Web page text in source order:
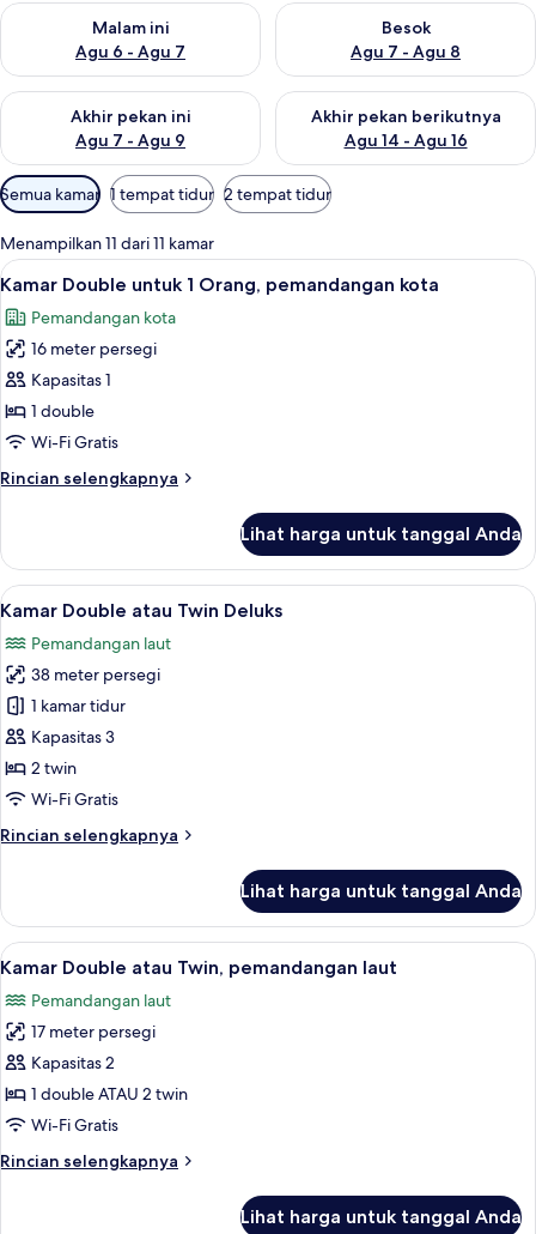
Malam ini
Agu 6 - Agu 7
Periksa ketersediaan untuk malam ini Agu 6 - Agu 7
Besok
Agu 7 - Agu 8
Periksa ketersediaan untuk
Akhir pekan ini
Agu 7 - Agu 9
Periksa ketersediaan untuk akhir pekan ini Agu 7 - Agu 9
Akhir pekan berikutnya
Agu 14 - Agu 16
Periksa ketersediaan untuk
Filter
tersedia
untuk
kamar
Semua kamar 1 tempat tidur 2 tempat tidur
Menampilkan 11 dari 11 kamar
Lihat
semua
foto
untuk
Kamar
Double
untuk
Orang,
Seprai antialergi, brankas, meja
4
Kamar Double untuk 1 Orang, pemandangan kota
Pemandangan kota
16 meter persegi
Kapasitas 1
1 double
Wi-Fi Gratis
Rincian selengkapnya
Rincian
Kamar
Double
untuk
Orang,
pemandangan
kota
Lihat harga untuk tanggal Anda
Lihat
semua
foto
untuk
Kamar
Double
atau
Twin
Seprai antialergi, brankas, meja
8
Kamar Double atau Twin Deluks
Pemandangan laut
38 meter persegi
1 kamar tidur
Kapasitas 3
2 twin
Wi-Fi Gratis
Rincian selengkapnya
Rincian
Kamar
Double
atau
Deluks
Lihat harga untuk tanggal Anda
Lihat
semua
foto
untuk
Kamar
Double
atau
pemandangan
Seprai antialergi, brankas, meja
4
Kamar Double atau Twin, pemandangan laut
Pemandangan laut
17 meter persegi
Kapasitas 2
1 double ATAU 2 twin
Wi-Fi Gratis
Rincian selengkapnya
Rincian
Lihat harga untuk tanggal Anda